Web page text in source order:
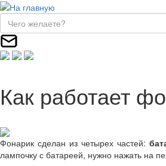
Как работает
Фонарик сделан из четырех частей:
лампочку с батареей, нужно нажать на